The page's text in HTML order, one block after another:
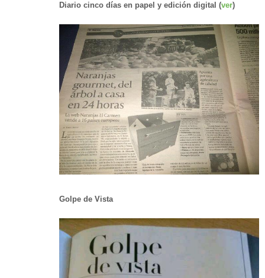
Diario cinco días en papel y edición digital (ver)
Golpe de Vista